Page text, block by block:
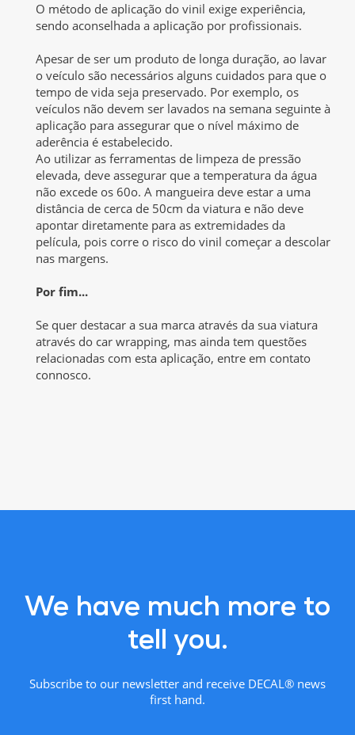
O método de aplicação do vinil exige experiência,
sendo aconselhada a aplicação por profissionais.
Apesar de ser um produto de longa duração, ao lavar
o veículo são necessários alguns cuidados para que o
tempo de vida seja preservado. Por exemplo, os
veículos não devem ser lavados na semana seguinte à
aplicação para assegurar que o nível máximo de
aderência é estabelecido.
Ao utilizar as ferramentas de limpeza de pressão
elevada, deve assegurar que a temperatura da água
não excede os 60o. A mangueira deve estar a uma
distância de cerca de 50cm da viatura e não deve
apontar diretamente para as extremidades da
película, pois corre o risco do vinil começar a descolar
nas margens.
Por fim...
Se quer destacar a sua marca através da sua viatura
através do car wrapping, mas ainda tem questões
relacionadas com esta aplicação, entre em contato
connosco.
We have much more to
tell you.
Subscribe to our newsletter and receive DECAL® news
first hand.